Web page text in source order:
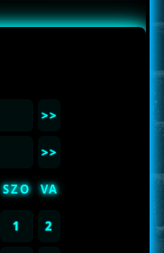
>>
>>
SZO VA
1 2